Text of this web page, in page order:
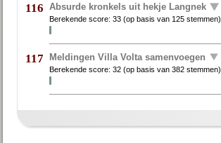
116 Absurde kronkels uit hekje Langnek
Berekende score:33 (op basis van125 stemmen)
117 Meldingen Villa Volta samenvoegen
Berekende score:32 (op basis van382 stemmen)